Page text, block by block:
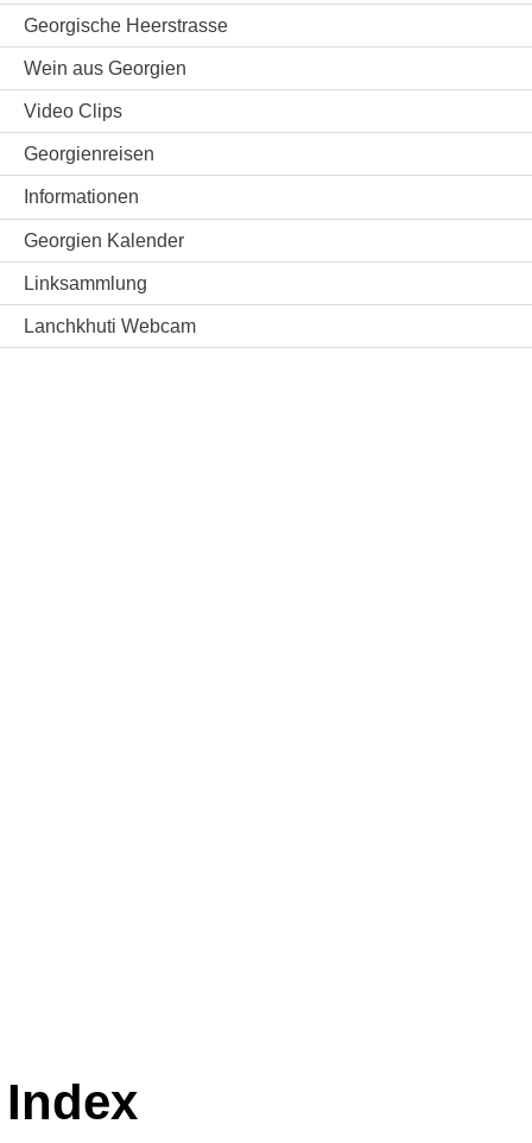
Georgische Heerstrasse
Wein aus Georgien
Video Clips
Georgienreisen
Informationen
Georgien Kalender
Linksammlung
Lanchkhuti Webcam
Index